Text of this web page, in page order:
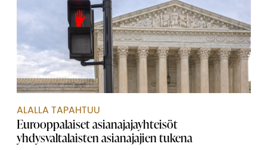
ALALLA TAPAHTUU
Eurooppalaiset asianajaja­yhteisöt
yhdysvaltalaisten asianajajien tukena